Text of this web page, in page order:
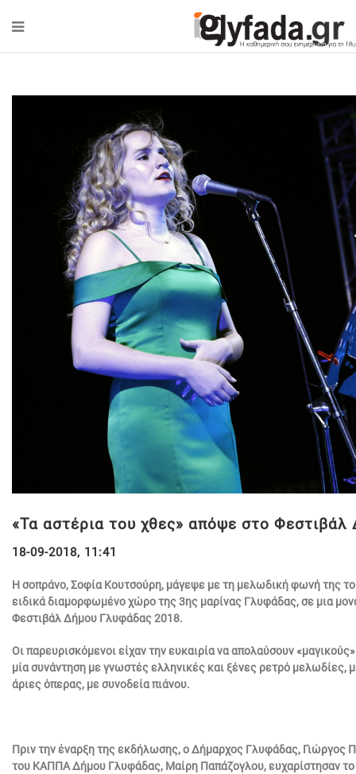
«Τα αστέρια του χθες» απόψε στο
18-09-2018, 11:41
Η σοπράνο, Σοφία Κουτσούρη, μάγεψε με τη μελωδική φωνή της
ειδικά διαμορφωμένο χώρο της 3ης μαρίνας Γλυφάδας, σε μια
Φεστιβάλ Δήμου Γλυφάδας 2018.
Οι παρευρισκόμενοι είχαν την ευκαιρία να απολαύσουν
μία συνάντηση με γνωστές ελληνικές και ξένες ρετρό μελωδίες,
άριες όπερας, με συνοδεία πιάνου.
Πριν την έναρξη της εκδήλωσης, ο Δήμαρχος Γλυφάδας, Γιώργος
του ΚΑΠΠΑ Δήμου Γλυφάδας, Μαίρη Παπάζογλου, ευχαρίστησαν το